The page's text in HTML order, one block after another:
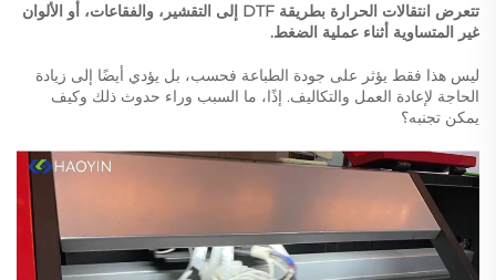
تتعرض انتقالات الحرارة بطريقة DTF إلى التقشير، والفقاعات، أو الألوان
غير المتساوية أثناء عملية الضغط.
ليس هذا فقط يؤثر على جودة الطباعة فحسب، بل يؤدي أيضًا إلى زيادة
الحاجة لإعادة العمل والتكاليف. إذًا، ما السبب وراء حدوث ذلك وكيف
يمكن تجنبه؟